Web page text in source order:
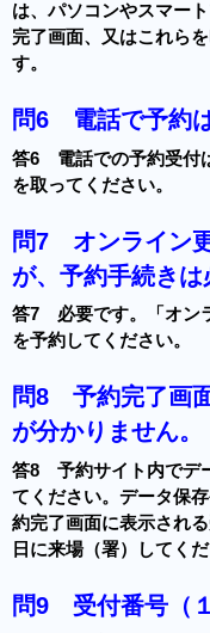
は、パソコンやスマー
完了画面、又はこれら
す。
問6 電話で予約
答6 電話での予約受付
を取ってください。
問7 オンライン
が、予約手続きは
答7 必要です。「オン
を予約してください。
問8 予約完了画
が分かりません。
答8 予約サイト内でデ
てください。データ保
約完了画面に表示され
日に来場（署）してくだ
問9 受付番号（